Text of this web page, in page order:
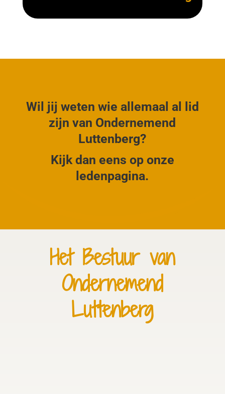
Wil jij weten wie allemaal al lid
zijn van Ondernemend
Luttenberg?
Kijk dan eens op onze
ledenpagina.
Het Bestuur van
Ondernemend
Luttenberg